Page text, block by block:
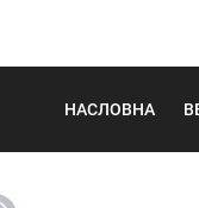
НАСЛОВНА